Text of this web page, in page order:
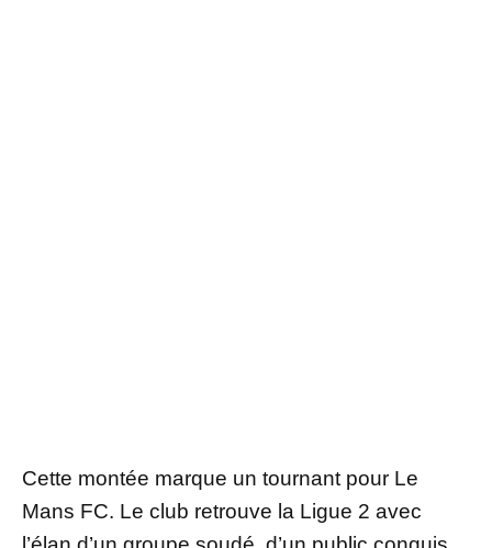
Cette montée marque un tournant pour Le
Mans FC. Le club retrouve la Ligue 2 avec